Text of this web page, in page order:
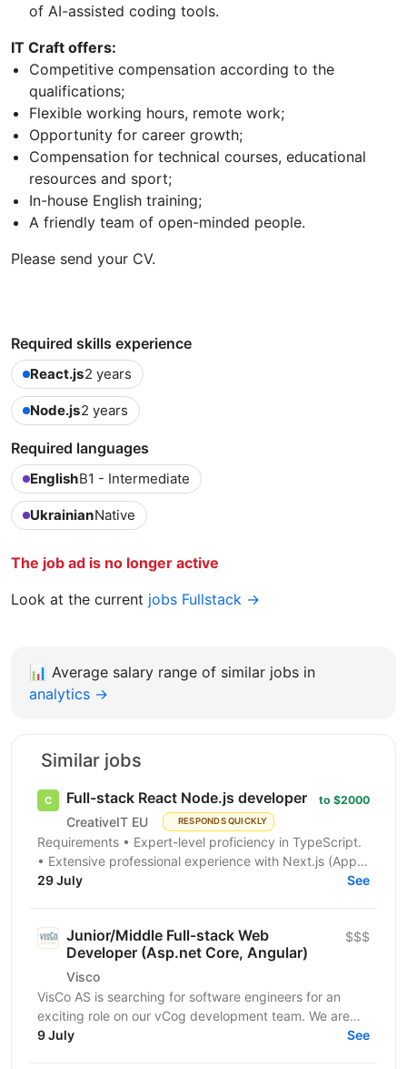
of AI-assisted coding tools.
IT Craft offers:
Competitive compensation according to the
qualifications;
Flexible working hours, remote work;
Opportunity for career growth;
Compensation for technical courses, educational
resources and sport;
In-house English training;
A friendly team of open-minded people.
Please send your CV.
Required skills experience
React.js2 years
Node.js2 years
Required languages
EnglishB1 - Intermediate
UkrainianNative
The job ad is no longer active
Look at the current jobs Fullstack →
📊 Average salary range of similar jobs in
analytics →
Similar jobs
Full-stack React Node.js developer
CreativeIT EU RESPONDS QUICKLY
to $2000
Requirements • Expert-level proficiency in TypeScript.
• Extensive professional experience with Next.js (App
Router is a must). • Strong experience...
29 July See
Junior/Middle Full-stack Web
Developer (Asp.net Core, Angular)
Visco
$$$
VisCo AS is searching for software engineers for an
exciting role on our vCog development team. We are
looking for a software developer to help us build and...
9 July See